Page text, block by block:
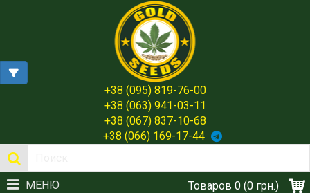
+38 (095) 819-76-00
+38 (063) 941-03-11
+38 (067) 837-10-68
+38 (066) 169-17-44
Товаров 0 (0 грн.)
МЕНЮ